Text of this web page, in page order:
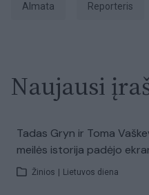
Almata Reporteris
Naujausi
Tadas Gryn ir Toma
meilės istorija padėjo
Žinios Lietuvos diena